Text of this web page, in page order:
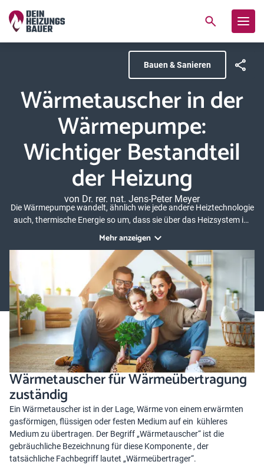
Bauen & Sanieren
Wärmetauscher in der
Wärmepumpe:
Wichtiger Bestandteil
der Heizung
von Dr. rer. nat. Jens-Peter Meyer
Die Wärmepumpe wandelt, ähnlich wie jede andere Heiztechnologie
auch, thermische Energie so um, dass sie über das Heizsystem im
Wärmeübertragung von der Wärmepumpe zur Raumluft liegen
mehrere Schritte, bei denen Wärmetauscher eine entscheidende
Rolle spielen. In diesem Artikel erfahren Sie, wie Wärmetauscher in
Wärmpumpen arbeiten.
Mehr anzeigen
Wärmetauscher für Wärmeübertragung
zuständig
Ein Wärmetauscher ist in der Lage, Wärme von einem erwärmten
gasförmigen, flüssigen oder festen Medium auf ein kühleres
Medium zu übertragen. Der Begriff „Wärmetauscher“ ist die
gebräuchliche Bezeichnung für diese Komponente , der
tatsächliche Fachbegriff lautet „Wärmeübertrager“.